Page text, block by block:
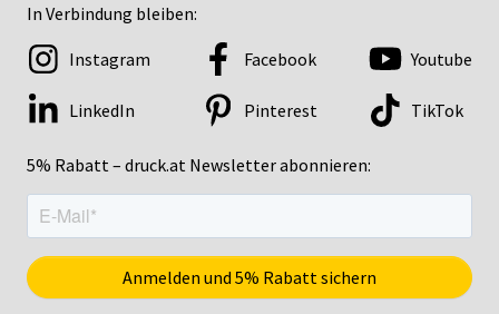
In Verbindung bleiben:
5% Rabatt – druck.at Newsletter abonnieren:
Instagram Facebook Youtube
LinkedIn Pinterest TikTok